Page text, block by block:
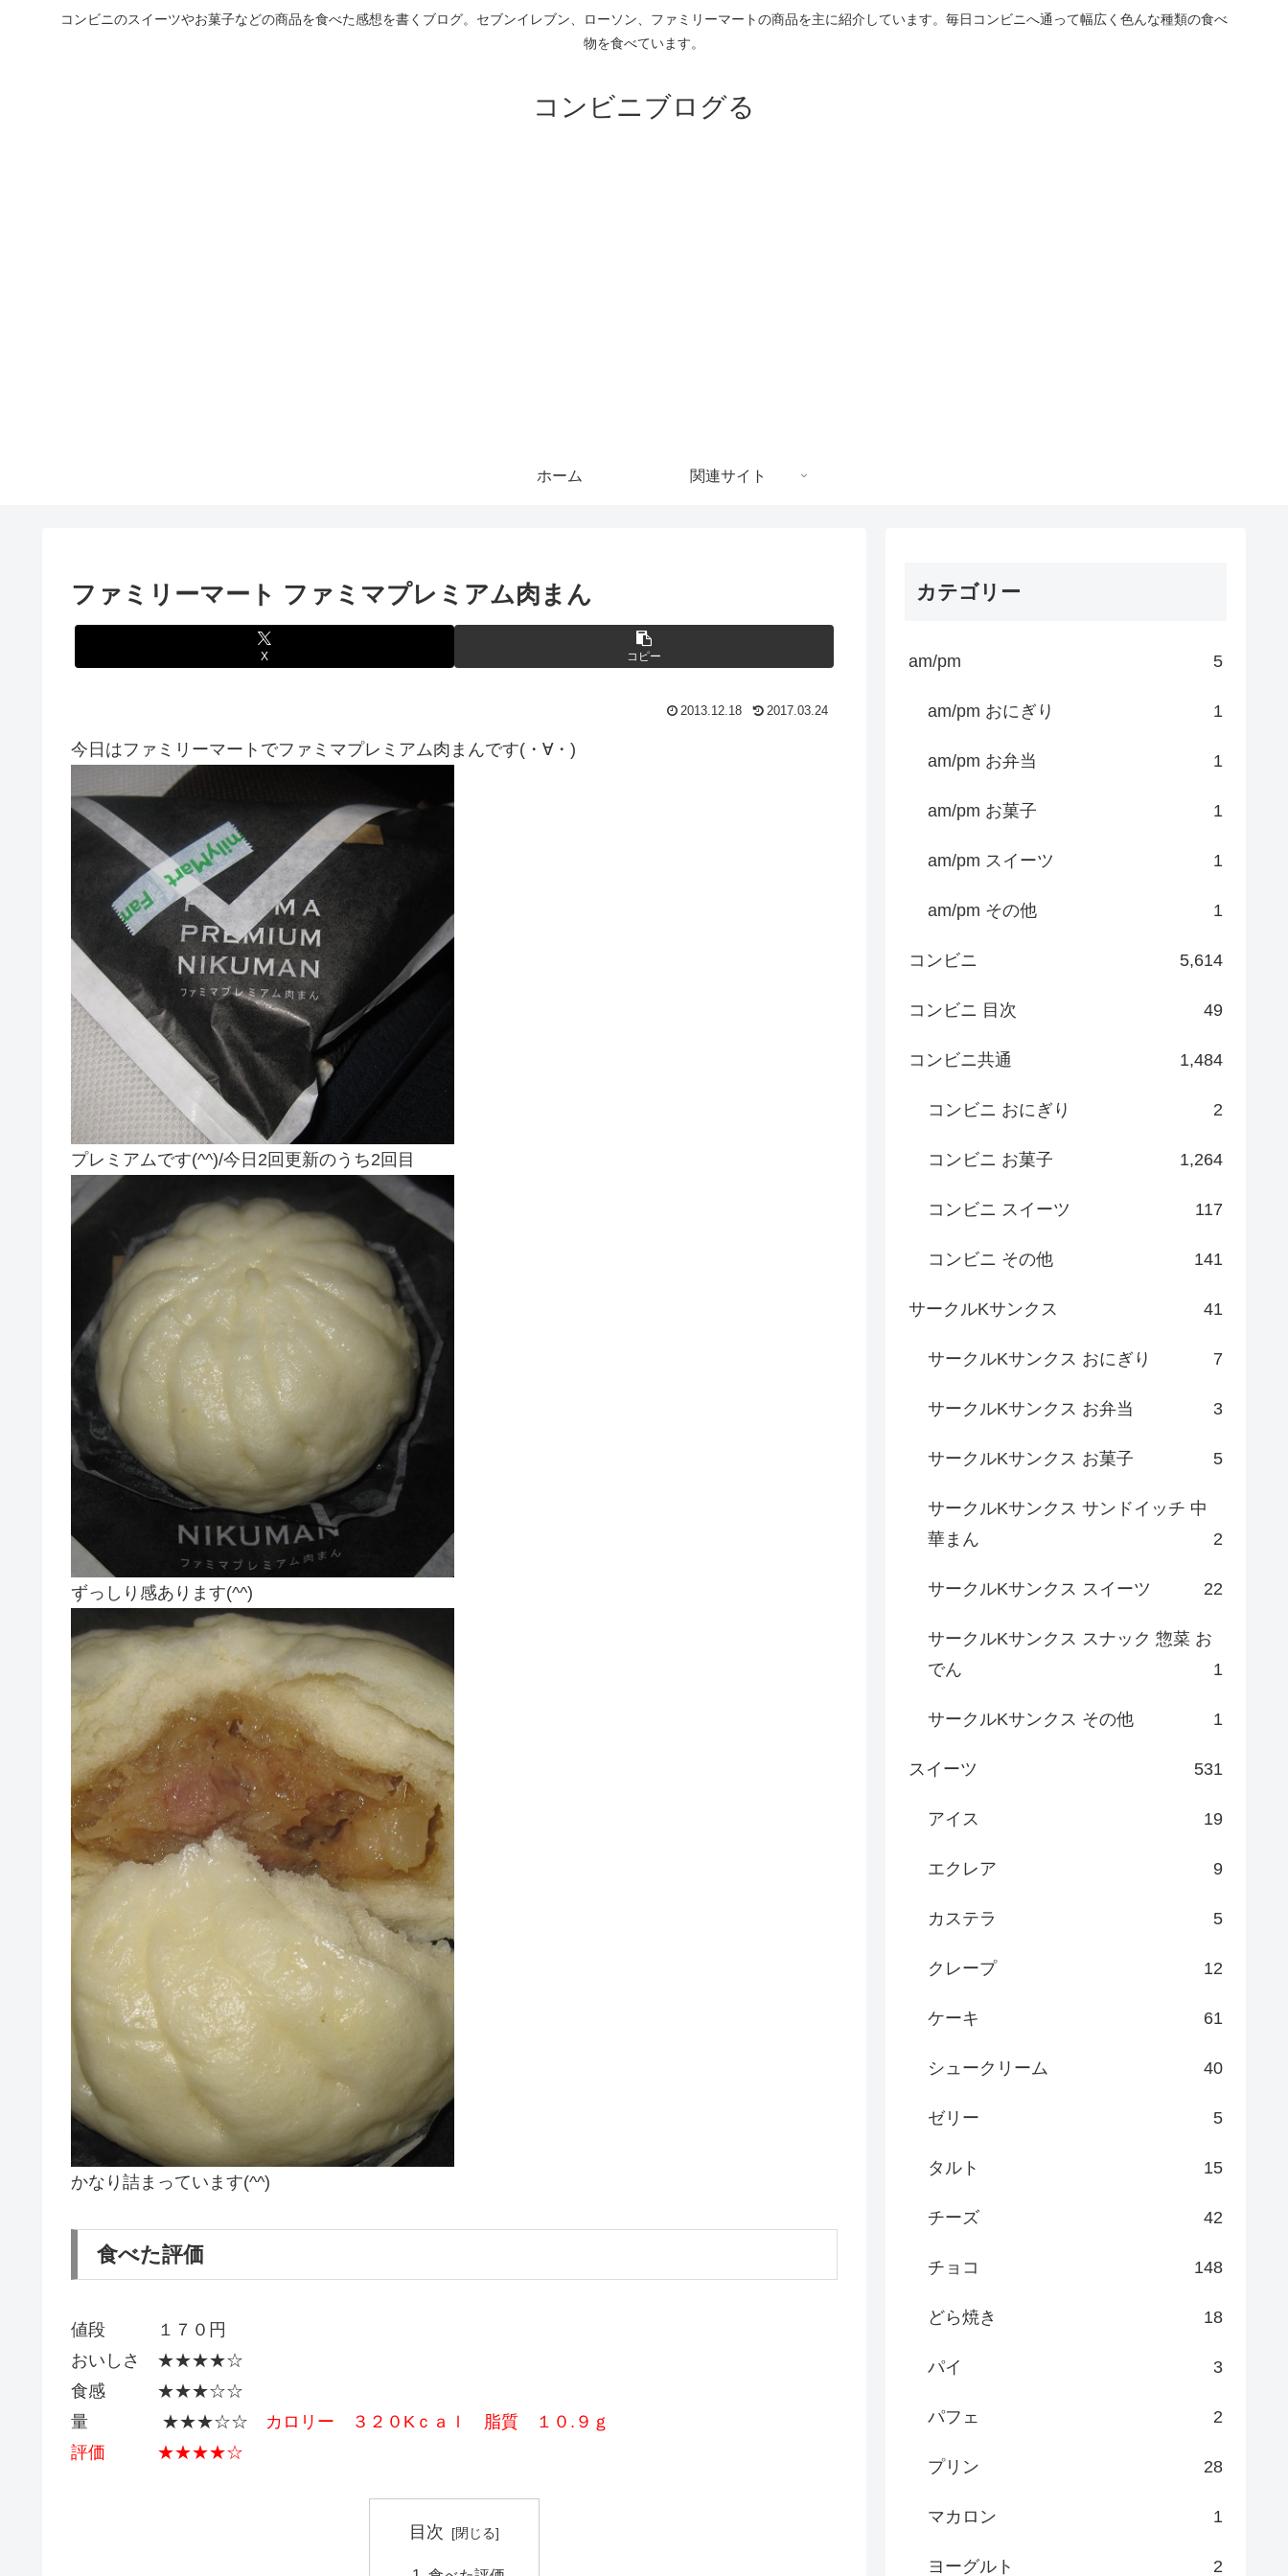
コンビニのスイーツやお菓子などの商品を食べた感想を書くブログ。セブンイレブン、ローソン、ファミリーマートの商品を主に紹介しています。毎日コンビニへ通って幅広く色んな種類の食べ
物を食べています。
コンビニブログる
ホーム 関連サイト
ファミリーマート ファミマプレミアム肉まん
X コピー
2013.12.18 2017.03.24
今日はファミリーマートでファミマプレミアム肉まんです(・∀・)
プレミアムです(^^)/今日2回更新のうち2回目
ずっしり感あります(^^)
かなり詰まっています(^^)
食べた評価
値段 １７０円
おいしさ ★★★★☆
食感 ★★★☆☆
量 ★★★☆☆ カロリー ３２０Kｃａｌ 脂質 １０.９ｇ
評価 ★★★★☆
目次
カテゴリー
am/pm 5
am/pm おにぎり 1
am/pm お弁当 1
am/pm お菓子 1
am/pm スイーツ 1
am/pm その他 1
コンビニ 5,614
コンビニ 目次 49
コンビニ共通 1,484
コンビニ おにぎり 2
コンビニ お菓子 1,264
コンビニ スイーツ 117
コンビニ その他 141
サークルKサンクス 41
サークルKサンクス おにぎり 7
サークルKサンクス お弁当 3
サークルKサンクス お菓子 5
サークルKサンクス サンドイッチ 中
華まん
2
サークルKサンクス スイーツ 22
サークルKサンクス スナック 惣菜 お
でん
1
サークルKサンクス その他 1
スイーツ 531
アイス 19
エクレア 9
カステラ 5
クレープ 12
ケーキ 61
シュークリーム 40
ゼリー 5
タルト 15
チーズ 42
チョコ 148
どら焼き 18
パイ 3
パフェ 2
プリン 28
マカロン 1
ヨーグルト 2